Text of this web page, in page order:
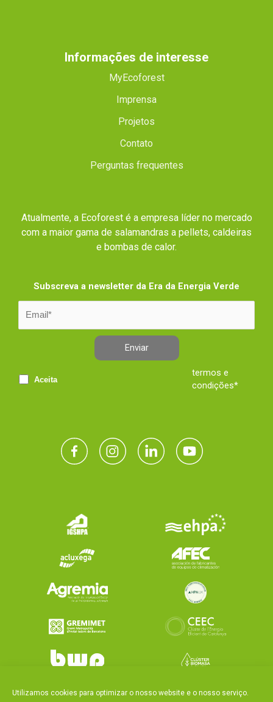
Utilizamos cookies para optimizar o nosso website e o nosso serviço.
Informações de interesse
MyEcoforest
Imprensa
Projetos
Contato
Perguntas frequentes
Atualmente, a Ecoforest é a empresa líder no mercado
com a maior gama de salamandras a pellets, caldeiras
e bombas de calor.
Subscreva a newsletter da Era da Energia Verde
Enviar
Aceita
termos e
condições*